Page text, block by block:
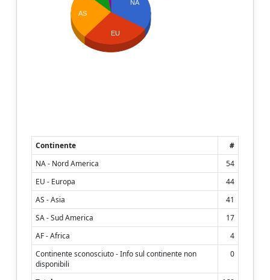
NA
AS
EU
Continente
#
NA - Nord America
54
EU - Europa
44
AS - Asia
41
SA - Sud America
17
AF - Africa
4
Continente sconosciuto - Info sul continente non
disponibili
0